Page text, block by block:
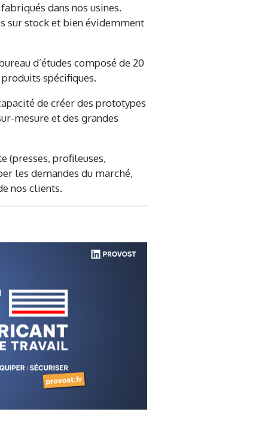
dans nos usines.
sur stock et bien évidemment
d’études composé de 20
spécifiques.
de créer des prototypes
mesure et des grandes
(presses, profileuses,
les demandes du marché,
nos clients.